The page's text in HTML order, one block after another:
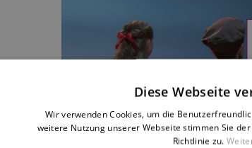
Diese Webseite
Wir verwenden Cookies, um die
weitere Nutzung unserer Webseite stimmen Sie
Richtlinie zu.